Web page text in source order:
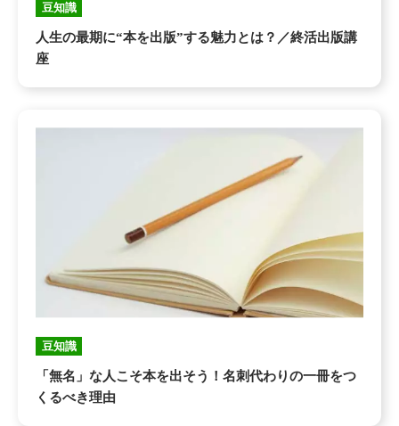
豆知識
人生の最期に“本を出版”する魅力とは？／終活出版講
座
豆知識
「無名」な人こそ本を出そう！名刺代わりの一冊をつ
くるべき理由